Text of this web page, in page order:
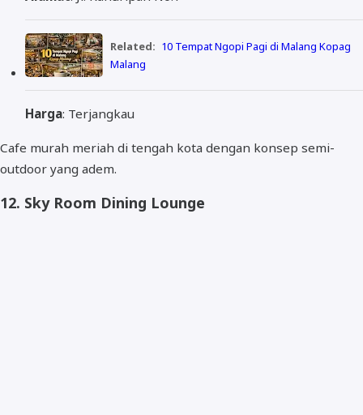
Related: 10 Tempat Ngopi Pagi di Malang Kopag
Malang
Harga: Terjangkau
Cafe murah meriah di tengah kota dengan konsep semi-
outdoor yang adem.
12. Sky Room Dining Lounge